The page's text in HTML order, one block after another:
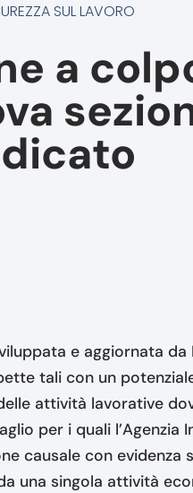
SUL LAVORO
a
e aggiornata
tali con un
attività lavorative
per i quali l’Agenzia
causale con evidenza
una singola attività